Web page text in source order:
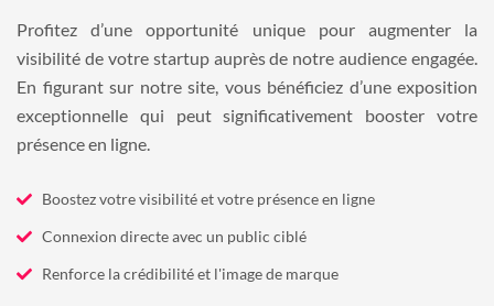
Profitez d’une opportunité unique pour augmenter la
visibilité de votre startup auprès de notre audience engagée.
En figurant sur notre site, vous bénéficiez d’une exposition
exceptionnelle qui peut significativement booster votre
présence en ligne.
Boostez votre visibilité et votre présence en ligne
Connexion directe avec un public ciblé
Renforce la crédibilité et l'image de marque